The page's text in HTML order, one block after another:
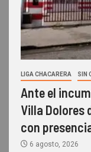
LIGA CHACARERA SIN
Ante el
Villa Dolores
con
6 agosto, 2026